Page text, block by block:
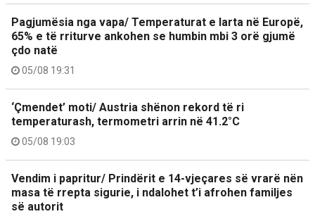
Pagjumësia nga vapa/ Temperaturat e larta në Europë,
65% e të rriturve ankohen se humbin mbi 3 orë gjumë
çdo natë
05/08 19:31
‘Çmendet’ moti/ Austria shënon rekord të ri
temperaturash, termometri arrin në 41.2°C
05/08 19:03
Vendim i papritur/ Prindërit e 14-vjeçares së vrarë nën
masa të rrepta sigurie, i ndalohet t’i afrohen familjes
së autorit